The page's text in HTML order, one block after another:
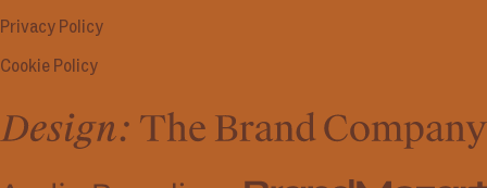
Privacy Policy
Cookie Policy